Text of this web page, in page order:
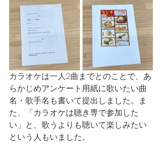
カラオケは一人2曲までとのことで、あ
らかじめアンケート用紙に歌いたい曲
名・歌手名も書いて提出しました。ま
た、「カラオケは聴き専で参加した
い」と、歌うよりも聴いて楽しみたい
という人もいました。